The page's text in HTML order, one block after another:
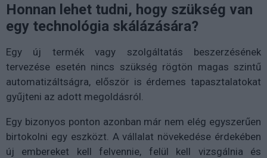
Honnan lehet tudni, hogy szükség van
egy technológia skálázására?
Egy új termék vagy szolgáltatás beszerzésének
tervezése esetén nincs szükség rögtön magas szintű
automatizáltságra, először is érdemes tapasztalatokat
gyűjteni az adott megoldásról.
Egy bizonyos ponton azonban már nem elég egyszerűen
birtokolni egy eszközt. A vállalat növekedése érdekében
új embereket kell felvennie, felül kell vizsgálnia és